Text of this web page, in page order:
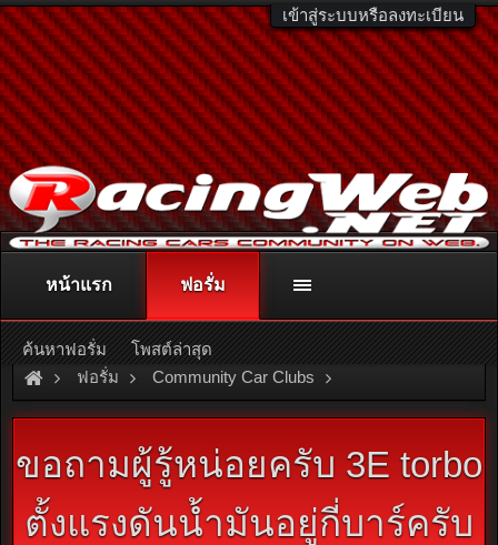
เข้าสู่ระบบหรือลงทะเบียน
ติดต่อลงโฆษณา racingweb@gmail.comหรือโทร. 081-811-1138
หรืออ่านรายละเอียดเพิ่มเติม คลิกที่นี่
ฟอรั่ม Community Car Clubs
Toyota Car Clubs Starlet Club
ขอถามผู้รู้หน่อยครับ 3E torbo
ตั้งแรงดันน้ำมันอยู่กี่บาร์ครับ
หน้าแรก ฟอรั่ม
ค้นหาฟอรั่ม โพสต์ล่าสุด